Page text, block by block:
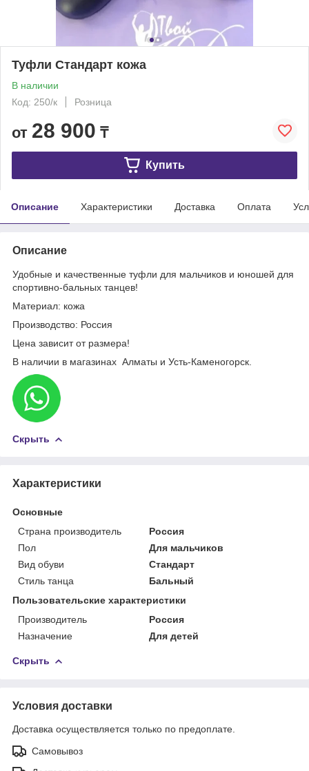
Туфли Стандарт кожа
В наличии
Код: 250/к
Розница
от 28 900 ₸
Купить
Описание Характеристики Доставка Оплата
Описание
Удобные и качественные туфли для мальчиков и юношей для
спортивно-бальных танцев!
Материал: кожа
Производство: Россия
Цена зависит от размера!
В наличии в магазинах Алматы и Усть-Каменогорск.
Скрыть
Характеристики
Основные
Страна производитель
Россия
Пол
Для мальчиков
Вид обуви
Стандарт
Стиль танца
Бальный
Пользовательские характеристики
Производитель
Россия
Назначение
Для детей
Скрыть
Условия доставки
Доставка осуществляется только по предоплате.
Самовывоз